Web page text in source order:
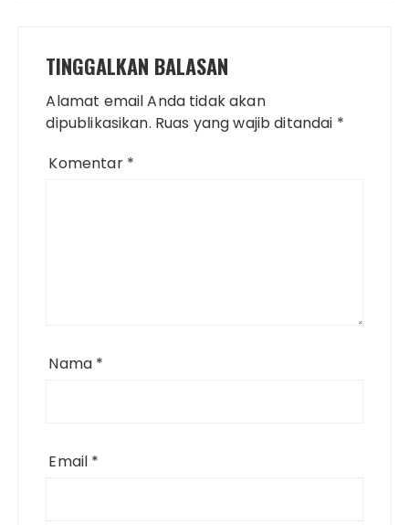
TINGGALKAN BALASAN
Alamat email Anda tidak akan
dipublikasikan. Ruas yang wajib ditandai *
Komentar *
Nama *
Email *